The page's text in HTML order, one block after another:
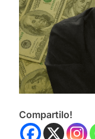
Compartilo!